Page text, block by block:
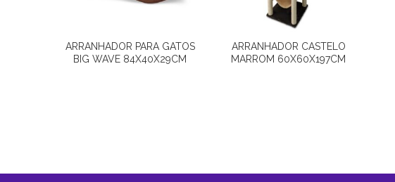
ARRANHADOR PARA GATOS
BIG WAVE 84X40X29CM
ARRANHADOR CASTELO
MARROM 60X60X197CM